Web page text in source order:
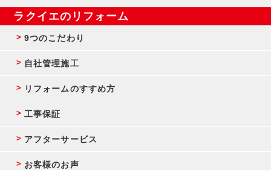
ラクイエのリフォーム
9つのこだわり
自社管理施工
リフォームのすすめ方
工事保証
アフターサービス
お客様のお声